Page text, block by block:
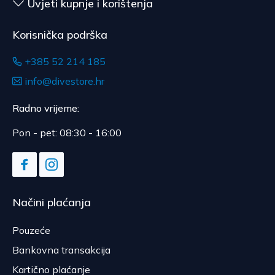
Uvjeti kupnje i korištenja
Korisnička podrška
+385 52 214 185
info@divestore.hr
Radno vrijeme:
Pon - pet: 08:30 - 16:00
Načini plaćanja
Pouzeće
Bankovna transakcija
Kartično plaćanje